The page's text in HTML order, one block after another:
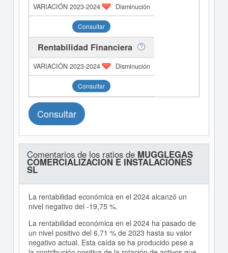
Disminución
Consultar
Rentabilidad Financiera
Disminución
Consultar
Consultar
Comentarios de los ratios de MUGGLEGAS
COMERCIALIZACION E INSTALACIONES
SL
La rentabilidad económica en el 2024 alcanzó un
nivel negativo del -19,75 %.
La rentabilidad económica en el 2024 ha pasado de
un nivel positivo del 6,71 % de 2023 hasta su valor
negativo actual. Esta caída se ha producido pese a